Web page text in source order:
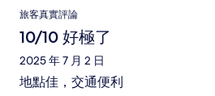
旅客真實評論
10/10 好極了
2025 年 7 月 2 日
地點佳，交通便利